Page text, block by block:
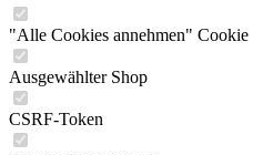
"Alle Cookies annehmen" Cookie
Ausgewählter Shop
CSRF-Token